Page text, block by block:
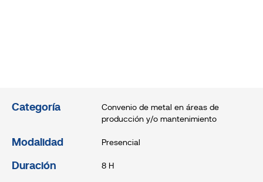
Categoría
Convenio de metal en áreas de
producción y/o mantenimiento
Modalidad Presencial
Duración 8 H